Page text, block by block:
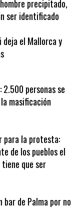
trata de localizar
precipitado,
ser identificado
el Mallorca y
personas se
masificación
para la protesta:
de los pueblos el
que ser